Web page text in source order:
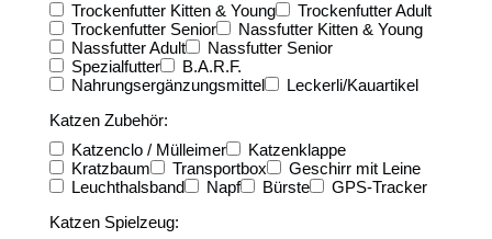
Trockenfutter Kitten & Young
Trockenfutter Adult
Trockenfutter Senior
Nassfutter Kitten & Young
Nassfutter Adult
Nassfutter Senior
Spezialfutter
B.A.R.F.
Nahrungsergänzungsmittel
Leckerli/Kauartikel
Katzen Zubehör:
Katzenclo / Mülleimer
Katzenklappe
Kratzbaum
Transportbox
Geschirr mit Leine
Leuchthalsband
Napf Bürste
GPS-Tracker
Katzen Spielzeug: